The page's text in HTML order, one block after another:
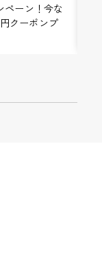
イン 東京田町
ペーン！今な
クーポンプ